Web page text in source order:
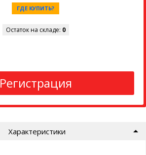
ГДЕ КУПИТЬ?
Остаток на складе: 0
Регистрация
Характеристики